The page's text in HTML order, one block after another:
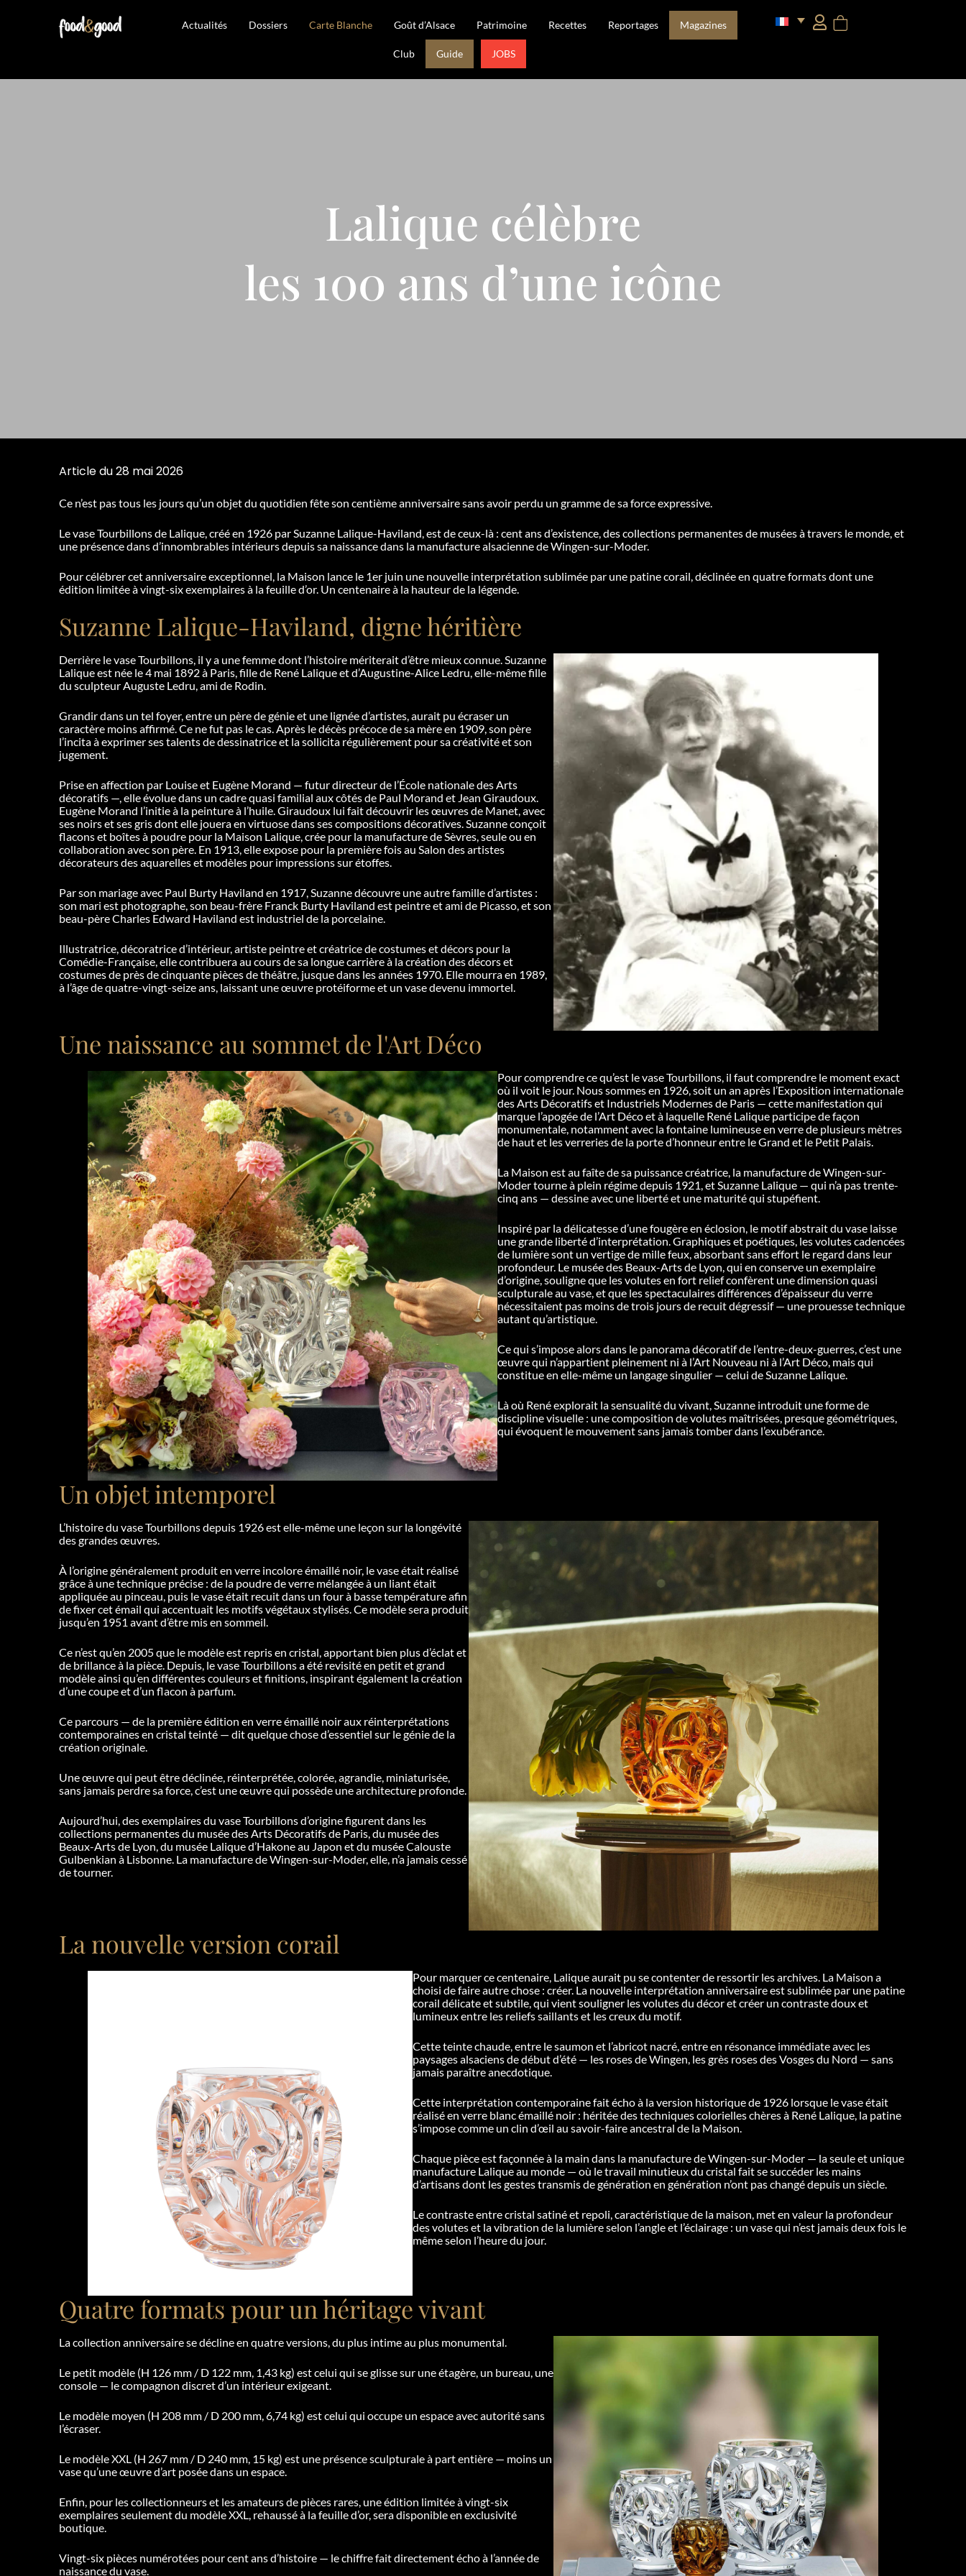
Actualités Dossiers Carte Blanche Goût d’Alsace Patrimoine Recettes Reportages Magazines
Club Guide JOBS
Lalique célèbre
les 100 ans d’une icône
Article du 28 mai 2026
Ce n’est pas tous les jours qu’un objet du quotidien fête son centième anniversaire sans avoir perdu un gramme de sa force expressive.
Le vase Tourbillons de Lalique, créé en 1926 par Suzanne Lalique-Haviland, est de ceux-là : cent ans d’existence, des collections permanentes de musées à travers le monde, et
une présence dans d’innombrables intérieurs depuis sa naissance dans la manufacture alsacienne de Wingen-sur-Moder.
Pour célébrer cet anniversaire exceptionnel, la Maison lance le 1er juin une nouvelle interprétation sublimée par une patine corail, déclinée en quatre formats dont une
édition limitée à vingt-six exemplaires à la feuille d’or. Un centenaire à la hauteur de la légende.
Suzanne Lalique-Haviland, digne héritière
Derrière le vase Tourbillons, il y a une femme dont l’histoire mériterait d’être mieux connue. Suzanne
Lalique est née le 4 mai 1892 à Paris, fille de René Lalique et d’Augustine-Alice Ledru, elle-même fille
du sculpteur Auguste Ledru, ami de Rodin.
Grandir dans un tel foyer, entre un père de génie et une lignée d’artistes, aurait pu écraser un
caractère moins affirmé. Ce ne fut pas le cas. Après le décès précoce de sa mère en 1909, son père
l’incita à exprimer ses talents de dessinatrice et la sollicita régulièrement pour sa créativité et son
jugement.
Prise en affection par Louise et Eugène Morand — futur directeur de l’École nationale des Arts
décoratifs —, elle évolue dans un cadre quasi familial aux côtés de Paul Morand et Jean Giraudoux.
Eugène Morand l’initie à la peinture à l’huile. Giraudoux lui fait découvrir les œuvres de Manet, avec
ses noirs et ses gris dont elle jouera en virtuose dans ses compositions décoratives. Suzanne conçoit
flacons et boîtes à poudre pour la Maison Lalique, crée pour la manufacture de Sèvres, seule ou en
collaboration avec son père. En 1913, elle expose pour la première fois au Salon des artistes
décorateurs des aquarelles et modèles pour impressions sur étoffes.
Par son mariage avec Paul Burty Haviland en 1917, Suzanne découvre une autre famille d’artistes :
son mari est photographe, son beau-frère Franck Burty Haviland est peintre et ami de Picasso, et son
beau-père Charles Edward Haviland est industriel de la porcelaine.
Illustratrice, décoratrice d’intérieur, artiste peintre et créatrice de costumes et décors pour la
Comédie-Française, elle contribuera au cours de sa longue carrière à la création des décors et
costumes de près de cinquante pièces de théâtre, jusque dans les années 1970. Elle mourra en 1989,
à l’âge de quatre-vingt-seize ans, laissant une œuvre protéiforme et un vase devenu immortel.
Une naissance au sommet de l'Art Déco
Pour comprendre ce qu’est le vase Tourbillons, il faut comprendre le moment exact
où il voit le jour. Nous sommes en 1926, soit un an après l’Exposition internationale
des Arts Décoratifs et Industriels Modernes de Paris — cette manifestation qui
marque l’apogée de l’Art Déco et à laquelle René Lalique participe de façon
monumentale, notamment avec la fontaine lumineuse en verre de plusieurs mètres
de haut et les verreries de la porte d’honneur entre le Grand et le Petit Palais.
La Maison est au faîte de sa puissance créatrice, la manufacture de Wingen-sur-
Moder tourne à plein régime depuis 1921, et Suzanne Lalique — qui n’a pas trente-
cinq ans — dessine avec une liberté et une maturité qui stupéfient.
Inspiré par la délicatesse d’une fougère en éclosion, le motif abstrait du vase laisse
une grande liberté d’interprétation. Graphiques et poétiques, les volutes cadencées
de lumière sont un vertige de mille feux, absorbant sans effort le regard dans leur
profondeur. Le musée des Beaux-Arts de Lyon, qui en conserve un exemplaire
d’origine, souligne que les volutes en fort relief confèrent une dimension quasi
sculpturale au vase, et que les spectaculaires différences d’épaisseur du verre
nécessitaient pas moins de trois jours de recuit dégressif — une prouesse technique
autant qu’artistique.
Ce qui s’impose alors dans le panorama décoratif de l’entre-deux-guerres, c’est une
œuvre qui n’appartient pleinement ni à l’Art Nouveau ni à l’Art Déco, mais qui
constitue en elle-même un langage singulier — celui de Suzanne Lalique.
Là où René explorait la sensualité du vivant, Suzanne introduit une forme de
discipline visuelle : une composition de volutes maîtrisées, presque géométriques,
qui évoquent le mouvement sans jamais tomber dans l’exubérance.
Un objet intemporel
L’histoire du vase Tourbillons depuis 1926 est elle-même une leçon sur la longévité
des grandes œuvres.
À l’origine généralement produit en verre incolore émaillé noir, le vase était réalisé
grâce à une technique précise : de la poudre de verre mélangée à un liant était
appliquée au pinceau, puis le vase était recuit dans un four à basse température afin
de fixer cet émail qui accentuait les motifs végétaux stylisés. Ce modèle sera produit
jusqu’en 1951 avant d’être mis en sommeil.
Ce n’est qu’en 2005 que le modèle est repris en cristal, apportant bien plus d’éclat et
de brillance à la pièce. Depuis, le vase Tourbillons a été revisité en petit et grand
modèle ainsi qu’en différentes couleurs et finitions, inspirant également la création
d’une coupe et d’un flacon à parfum.
Ce parcours — de la première édition en verre émaillé noir aux réinterprétations
contemporaines en cristal teinté — dit quelque chose d’essentiel sur le génie de la
création originale.
Une œuvre qui peut être déclinée, réinterprétée, colorée, agrandie, miniaturisée,
sans jamais perdre sa force, c’est une œuvre qui possède une architecture profonde.
Aujourd’hui, des exemplaires du vase Tourbillons d’origine figurent dans les
collections permanentes du musée des Arts Décoratifs de Paris, du musée des
Beaux-Arts de Lyon, du musée Lalique d’Hakone au Japon et du musée Calouste
Gulbenkian à Lisbonne. La manufacture de Wingen-sur-Moder, elle, n’a jamais cessé
de tourner.
La nouvelle version corail
Pour marquer ce centenaire, Lalique aurait pu se contenter de ressortir les archives. La Maison a
choisi de faire autre chose : créer. La nouvelle interprétation anniversaire est sublimée par une patine
corail délicate et subtile, qui vient souligner les volutes du décor et créer un contraste doux et
lumineux entre les reliefs saillants et les creux du motif.
Cette teinte chaude, entre le saumon et l’abricot nacré, entre en résonance immédiate avec les
paysages alsaciens de début d’été — les roses de Wingen, les grès roses des Vosges du Nord — sans
jamais paraître anecdotique.
Cette interprétation contemporaine fait écho à la version historique de 1926 lorsque le vase était
réalisé en verre blanc émaillé noir : héritée des techniques colorielles chères à René Lalique, la patine
s’impose comme un clin d’œil au savoir-faire ancestral de la Maison.
Chaque pièce est façonnée à la main dans la manufacture de Wingen-sur-Moder — la seule et unique
manufacture Lalique au monde — où le travail minutieux du cristal fait se succéder les mains
d’artisans dont les gestes transmis de génération en génération n’ont pas changé depuis un siècle.
Le contraste entre cristal satiné et repoli, caractéristique de la maison, met en valeur la profondeur
des volutes et la vibration de la lumière selon l’angle et l’éclairage : un vase qui n’est jamais deux fois le
même selon l’heure du jour.
Quatre formats pour un héritage vivant
La collection anniversaire se décline en quatre versions, du plus intime au plus monumental.
Le petit modèle (H 126 mm / D 122 mm, 1,43 kg) est celui qui se glisse sur une étagère, un bureau, une
console — le compagnon discret d’un intérieur exigeant.
Le modèle moyen (H 208 mm / D 200 mm, 6,74 kg) est celui qui occupe un espace avec autorité sans
l’écraser.
Le modèle XXL (H 267 mm / D 240 mm, 15 kg) est une présence sculpturale à part entière — moins un
vase qu’une œuvre d’art posée dans un espace.
Enfin, pour les collectionneurs et les amateurs de pièces rares, une édition limitée à vingt-six
exemplaires seulement du modèle XXL, rehaussé à la feuille d’or, sera disponible en exclusivité
boutique.
Vingt-six pièces numérotées pour cent ans d’histoire — le chiffre fait directement écho à l’année de
naissance du vase.